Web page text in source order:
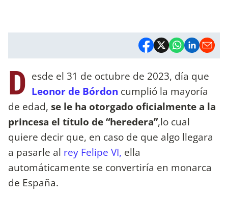
D esde el 31 de octubre de 2023, día que
Leonor de Bórdon cumplió la mayoría
de edad, se le ha otorgado oficialmente a la
princesa el título de “heredera”,lo cual
quiere decir que, en caso de que algo llegara
a pasarle al rey Felipe VI, ella
automáticamente se convertiría en monarca
de España.